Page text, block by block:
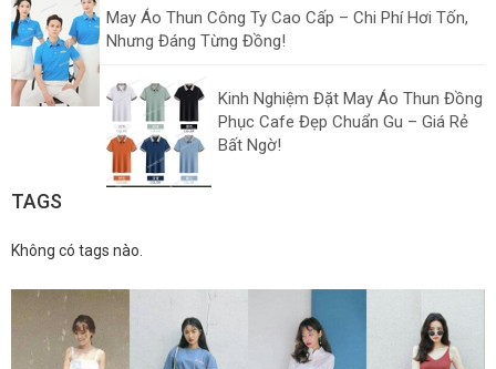
May Áo Thun Công Ty Cao Cấp – Chi Phí Hơi Tốn,
Nhưng Đáng Từng Đồng!
Kinh Nghiệm Đặt May Áo Thun Đồng
Phục Cafe Đẹp Chuẩn Gu – Giá Rẻ
Bất Ngờ!
TAGS
Không có tags nào.